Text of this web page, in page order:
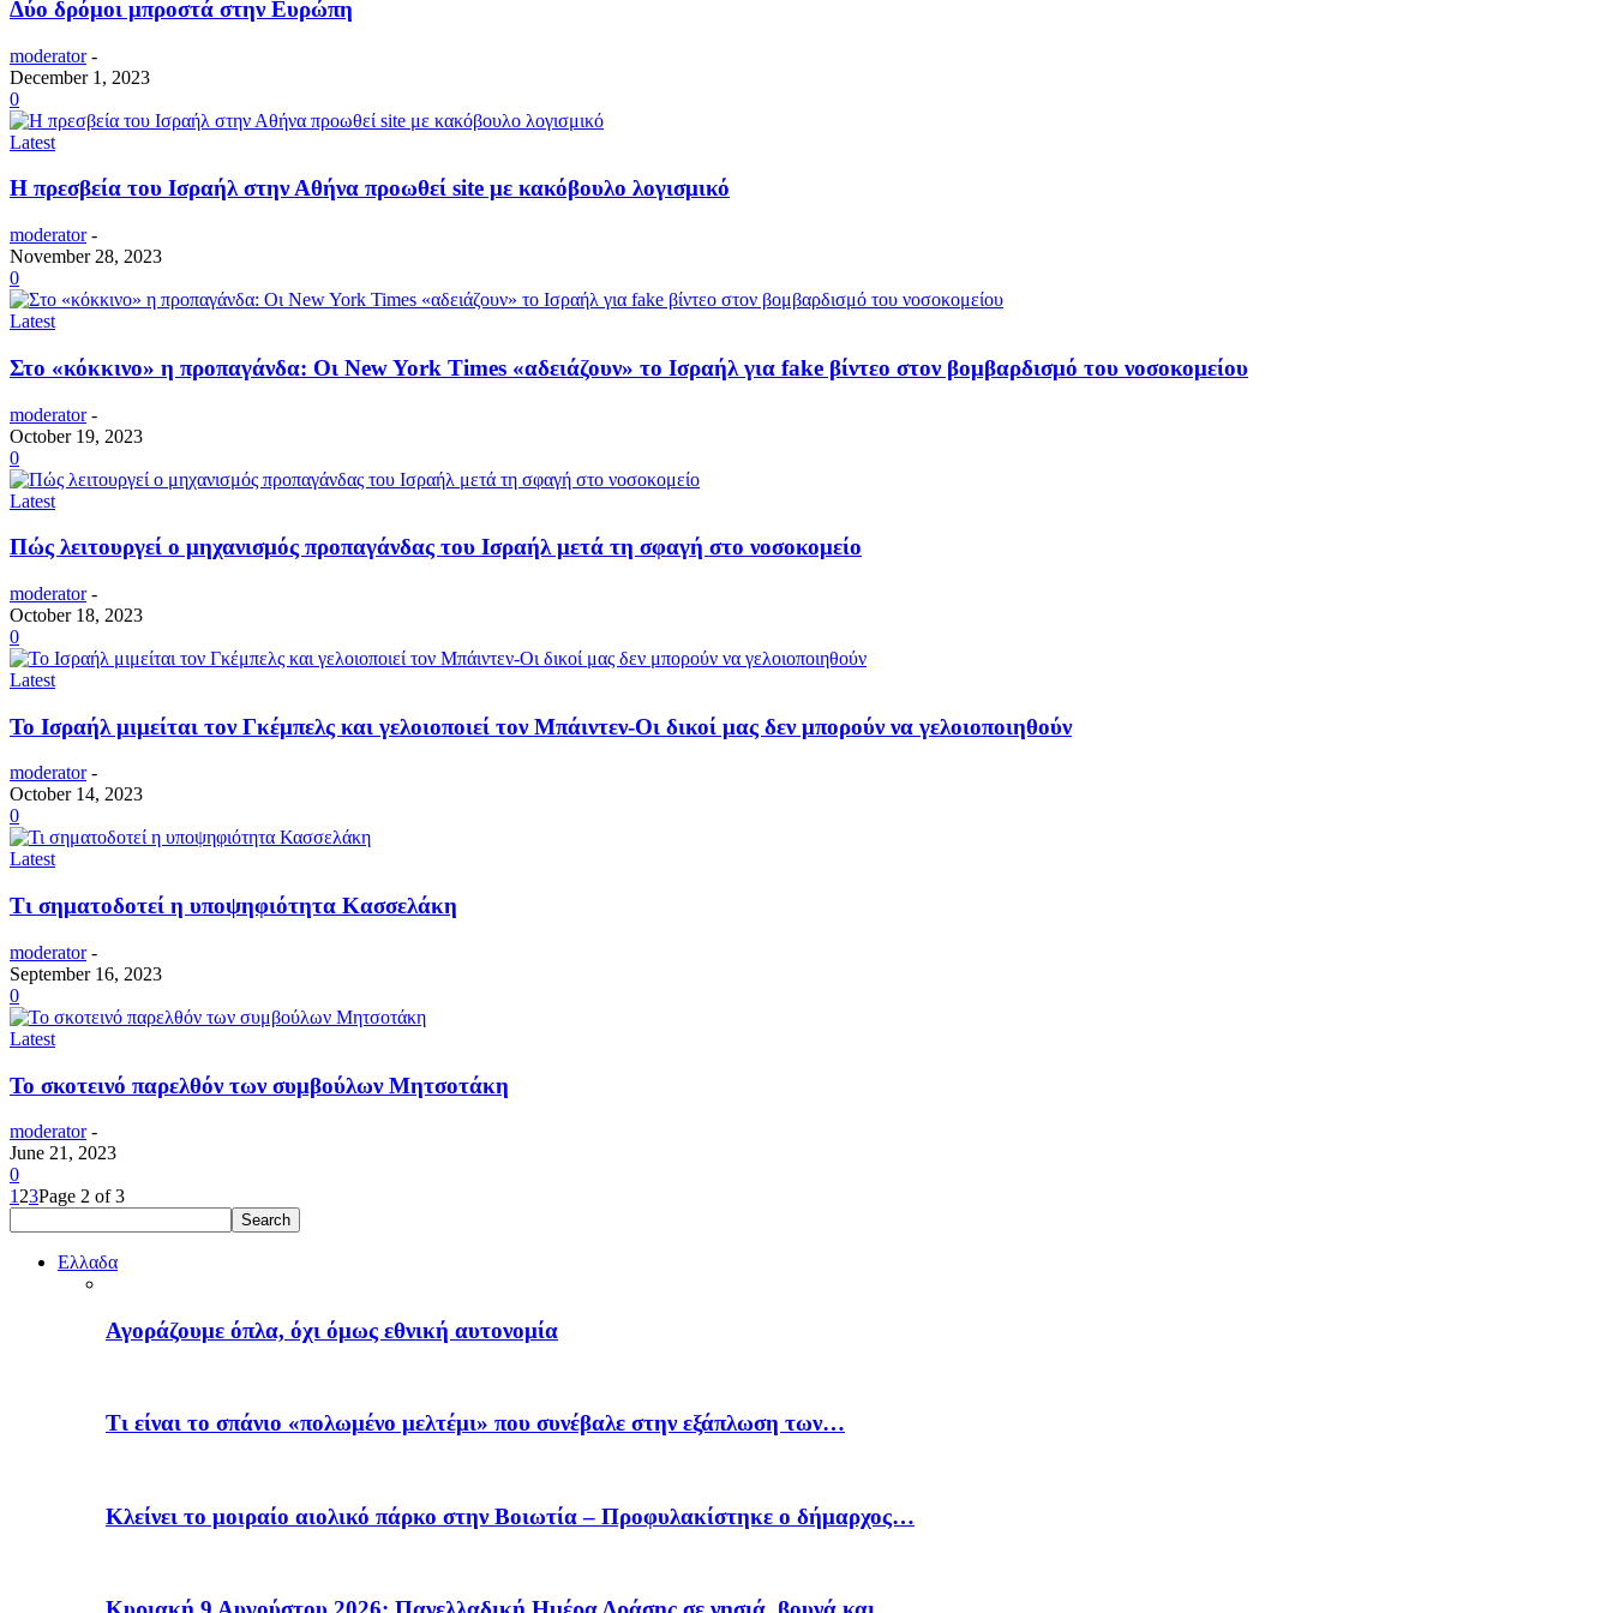
Δύο δρόμοι μπροστά στην Ευρώπη
moderator -
December 1, 2023
0
Latest
Η πρεσβεία του Ισραήλ στην Αθήνα προωθεί site με κακόβουλο λογισμικό
moderator -
November 28, 2023
0
Latest
Στο «κόκκινο» η προπαγάνδα: Οι New York Times «αδειάζουν» το Ισραήλ για fake βίντεο στον βομβαρδισμό του νοσοκομείου
moderator -
October 19, 2023
0
Latest
Πώς λειτουργεί ο μηχανισμός προπαγάνδας του Ισραήλ μετά τη σφαγή στο νοσοκομείο
moderator -
October 18, 2023
0
Latest
Το Ισραήλ μιμείται τον Γκέμπελς και γελοιοποιεί τον Μπάιντεν-Οι δικοί μας δεν μπορούν να γελοιοποιηθούν
moderator -
October 14, 2023
0
Latest
Τι σηματοδοτεί η υποψηφιότητα Κασσελάκη
moderator -
September 16, 2023
0
Latest
Το σκοτεινό παρελθόν των συμβούλων Μητσοτάκη
moderator -
June 21, 2023
0
1 23Page 2 of 3
Ελλαδα
Αγοράζουμε όπλα, όχι όμως εθνική αυτονομία
Τι είναι το σπάνιο «πολωμένο μελτέμι» που συνέβαλε στην εξάπλωση των…
Κλείνει το μοιραίο αιολικό πάρκο στην Βοιωτία – Προφυλακίστηκε ο δήμαρχος…